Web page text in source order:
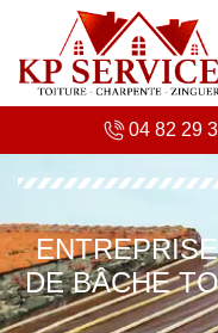
04 82 29
DE BÂCHE